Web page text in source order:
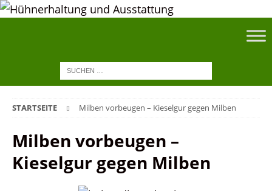
STARTSEITE Milben vorbeugen – Kieselgur gegen Milben
Milben vorbeugen –
Kieselgur gegen Milben